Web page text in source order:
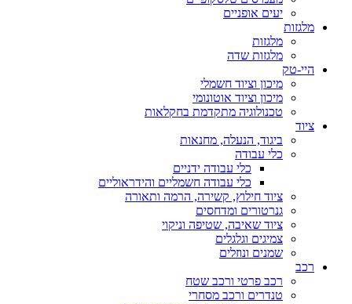
יעים אופניים
מלגזות
מלגזות
מלגזות שדה
היי-טק
מיכון וציוד חשמלי
מיכון וציוד אוטונומי
טכנולוגיה מתקדמת בחקלאות
ציוד
ביגוד, הנעלה, מחנאות
כלי עבודה
כלי עבודה ידניים
כלי עבודה חשמליים והידראוליים
ציוד חילוץ, קשירה, הרמה ותאורה
גנרטורים ומדחסים
ציוד שאיבה, שטיפה וניקוי
צמיגים וגלגלים
שמנים ונוזלים
רכב
רכב פרטי ורכב שטח
טנדרים ורכב מסחרי